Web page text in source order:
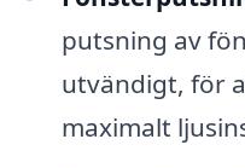
putsning av
utvändigt, för
maximalt